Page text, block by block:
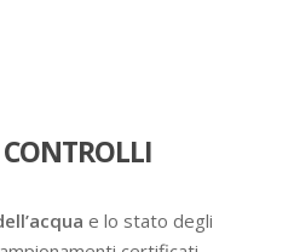
e lo stato degli